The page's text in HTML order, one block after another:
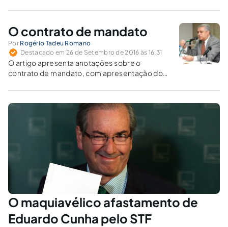
O contrato de mandato
Por Rogério Tadeu Romano
Destacado em 26 de Setembro de 2016 às 16:31
O artigo apresenta anotações sobre o
contrato de mandato, com apresentação dos
correspondentes.
O maquiavélico afastamento de
Eduardo Cunha pelo STF